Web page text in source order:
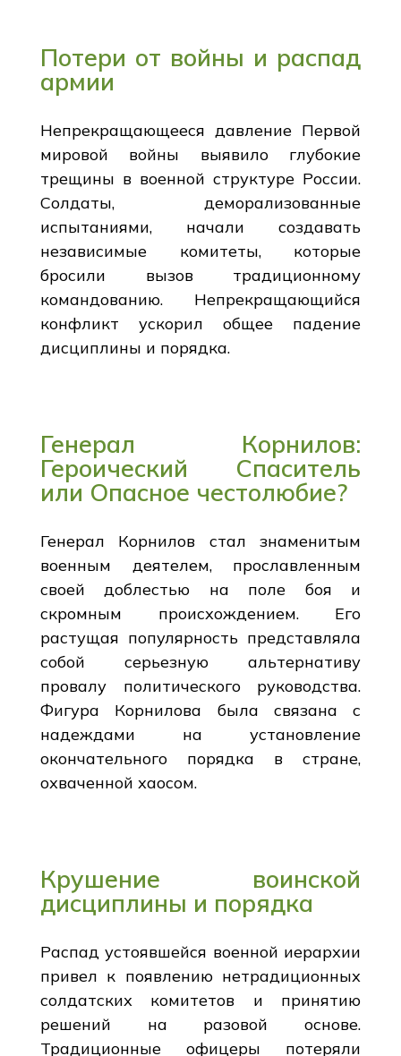
Потери от войны и распад
армии
Непрекращающееся давление Первой
мировой войны выявило глубокие
трещины в военной структуре России.
Солдаты, деморализованные
испытаниями, начали создавать
независимые комитеты, которые
бросили вызов традиционному
командованию. Непрекращающийся
конфликт ускорил общее падение
дисциплины и порядка.
Генерал Корнилов:
Героический Спаситель
или Опасное честолюбие?
Генерал Корнилов стал знаменитым
военным деятелем, прославленным
своей доблестью на поле боя и
скромным происхождением. Его
растущая популярность представляла
собой серьезную альтернативу
провалу политического руководства.
Фигура Корнилова была связана с
надеждами на установление
окончательного порядка в стране,
охваченной хаосом.
Крушение воинской
дисциплины и порядка
Распад устоявшейся военной иерархии
привел к появлению нетрадиционных
солдатских комитетов и принятию
решений на разовой основе.
Традиционные офицеры потеряли